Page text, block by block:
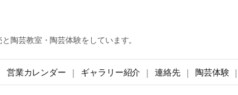
陶芸教室・陶芸体験をしています。
営業カレンダー ギャラリー紹介 連絡先 陶芸体験